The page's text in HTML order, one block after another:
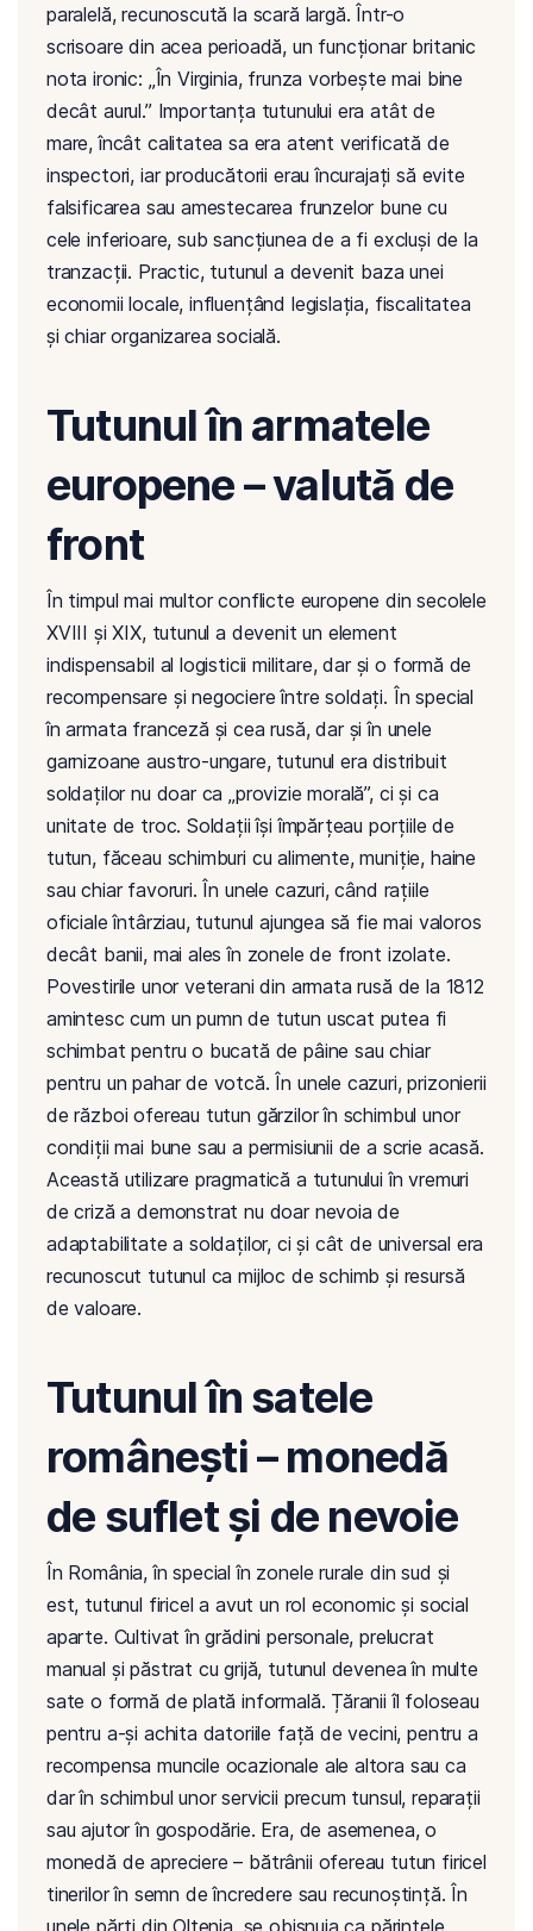
paralelă, recunoscută la scară largă. Într-o
scrisoare din acea perioadă, un funcționar britanic
nota ironic: „În Virginia, frunza vorbește mai bine
decât aurul.” Importanța tutunului era atât de
mare, încât calitatea sa era atent verificată de
inspectori, iar producătorii erau încurajați să evite
falsificarea sau amestecarea frunzelor bune cu
cele inferioare, sub sancțiunea de a fi excluși de la
tranzacții. Practic, tutunul a devenit baza unei
economii locale, influențând legislația, fiscalitatea
și chiar organizarea socială.
Tutunul în armatele
europene – valută de
front
În timpul mai multor conflicte europene din secolele
XVIII și XIX, tutunul a devenit un element
indispensabil al logisticii militare, dar și o formă de
recompensare și negociere între soldați. În special
în armata franceză și cea rusă, dar și în unele
garnizoane austro-ungare, tutunul era distribuit
soldaților nu doar ca „provizie morală”, ci și ca
unitate de troc. Soldații își împărțeau porțiile de
tutun, făceau schimburi cu alimente, muniție, haine
sau chiar favoruri. În unele cazuri, când rațiile
oficiale întârziau, tutunul ajungea să fie mai valoros
decât banii, mai ales în zonele de front izolate.
Povestirile unor veterani din armata rusă de la 1812
amintesc cum un pumn de tutun uscat putea fi
schimbat pentru o bucată de pâine sau chiar
pentru un pahar de votcă. În unele cazuri, prizonierii
de război ofereau tutun gărzilor în schimbul unor
condiții mai bune sau a permisiunii de a scrie acasă.
Această utilizare pragmatică a tutunului în vremuri
de criză a demonstrat nu doar nevoia de
adaptabilitate a soldaților, ci și cât de universal era
recunoscut tutunul ca mijloc de schimb și resursă
de valoare.
Tutunul în satele
românești – monedă
de suflet și de nevoie
În România, în special în zonele rurale din sud și
est, tutunul firicel a avut un rol economic și social
aparte. Cultivat în grădini personale, prelucrat
manual și păstrat cu grijă, tutunul devenea în multe
sate o formă de plată informală. Țăranii îl foloseau
pentru a-și achita datoriile față de vecini, pentru a
recompensa muncile ocazionale ale altora sau ca
dar în schimbul unor servicii precum tunsul, reparații
sau ajutor în gospodărie. Era, de asemenea, o
monedă de apreciere – bătrânii ofereau tutun firicel
tinerilor în semn de încredere sau recunoștință. În
unele părți din Oltenia, se obișnuia ca părintele